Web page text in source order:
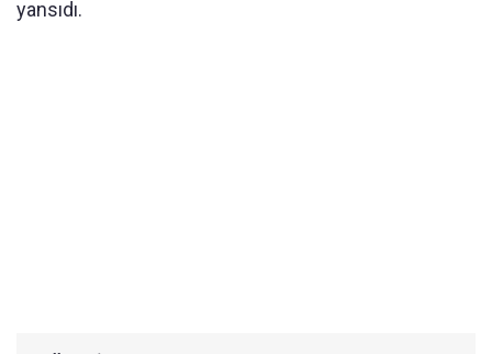
yansıdı.